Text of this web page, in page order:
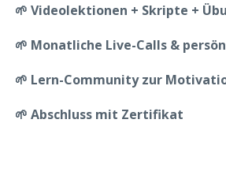
🌱 Videolektionen + Skripte +
🌱 Monatliche Live-Calls &
🌱 Lern-Community zur
🌱 Abschluss mit Zertifikat